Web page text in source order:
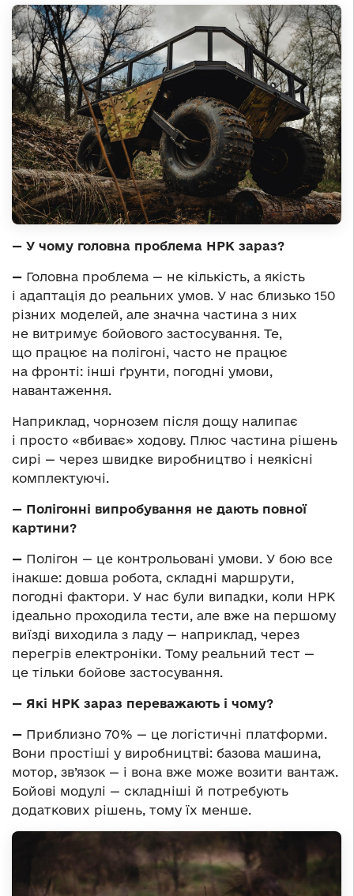
— У чому головна проблема НРК зараз?
— Головна проблема — не кількість, а якість
і адаптація до реальних умов. У нас близько 150
різних моделей, але значна частина з них
не витримує бойового застосування. Те,
що працює на полігоні, часто не працює
на фронті: інші ґрунти, погодні умови,
навантаження.
Наприклад, чорнозем після дощу налипає
і просто «вбиває» ходову. Плюс частина рішень
сирі — через швидке виробництво і неякісні
комплектуючі.
— Полігонні випробування не дають повної
картини?
— Полігон — це контрольовані умови. У бою все
інакше: довша робота, складні маршрути,
погодні фактори. У нас були випадки, коли НРК
ідеально проходила тести, але вже на першому
виїзді виходила з ладу — наприклад, через
перегрів електроніки. Тому реальний тест —
це тільки бойове застосування.
— Які НРК зараз переважають і чому?
— Приблизно 70% — це логістичні платформи.
Вони простіші у виробництві: базова машина,
мотор, зв’язок — і вона вже може возити вантаж.
Бойові модулі — складніші й потребують
додаткових рішень, тому їх менше.